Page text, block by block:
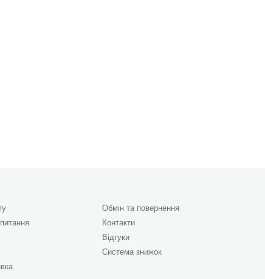
Обмін та повернення
Контакти
Відгуки
Система знижок